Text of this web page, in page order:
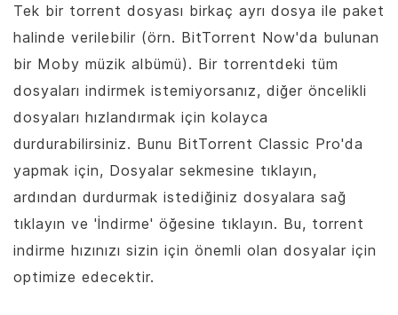
Tek bir torrent dosyası birkaç ayrı dosya ile paket
halinde verilebilir (örn. BitTorrent Now'da bulunan
bir Moby müzik albümü). Bir torrentdeki tüm
dosyaları indirmek istemiyorsanız, diğer öncelikli
dosyaları hızlandırmak için kolayca
durdurabilirsiniz. Bunu BitTorrent Classic Pro'da
yapmak için, Dosyalar sekmesine tıklayın,
ardından durdurmak istediğiniz dosyalara sağ
tıklayın ve 'İndirme' öğesine tıklayın. Bu, torrent
indirme hızınızı sizin için önemli olan dosyalar için
optimize edecektir.